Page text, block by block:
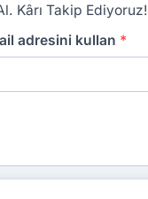
Kârı Takip Ediyoruz!
adresini kullan *